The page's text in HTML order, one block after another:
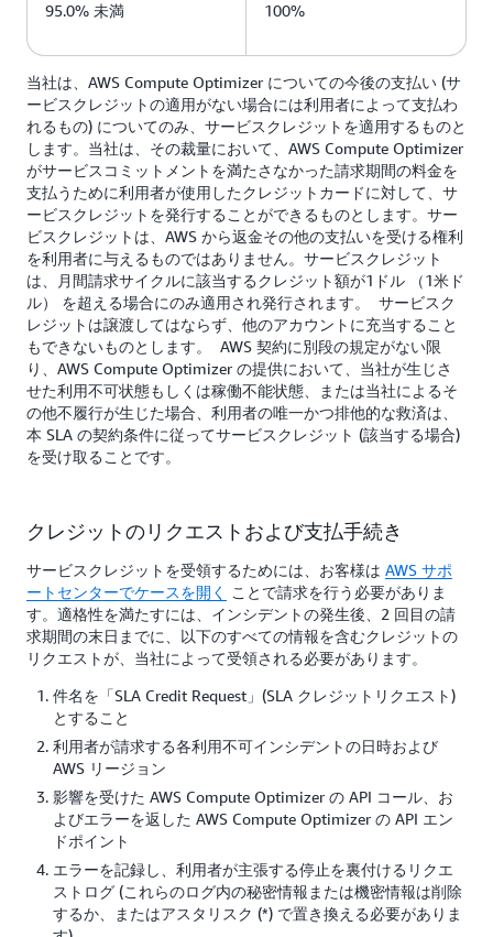
95.0% 未満 100%
当社は、AWS Compute Optimizer についての今後の支払い (サ
ービスクレジットの適用がない場合には利用者によって支払わ
れるもの) についてのみ、サービスクレジットを適用するものと
します。当社は、その裁量において、AWS Compute Optimizer
がサービスコミットメントを満たさなかった請求期間の料金を
支払うために利用者が使用したクレジットカードに対して、サ
ービスクレジットを発行することができるものとします。サー
ビスクレジットは、AWS から返金その他の支払いを受ける権利
を利用者に与えるものではありません。サービスクレジット
は、月間請求サイクルに該当するクレジット額が1ドル （1米ド
ル） を超える場合にのみ適用され発行されます。 サービスク
レジットは譲渡してはならず、他のアカウントに充当すること
もできないものとします。 AWS 契約に別段の規定がない限
り、AWS Compute Optimizer の提供において、当社が生じさ
せた利用不可状態もしくは稼働不能状態、または当社によるそ
の他不履行が生じた場合、利用者の唯一かつ排他的な救済は、
本 SLA の契約条件に従ってサービスクレジット (該当する場合)
を受け取ることです。
クレジットのリクエストおよび支払手続き
サービスクレジットを受領するためには、お客様は AWS サポ
ートセンターでケースを開く
ことで請求を行う必要がありま
す。適格性を満たすには、インシデントの発生後、2 回目の請
求期間の末日までに、以下のすべての情報を含むクレジットの
リクエストが、当社によって受領される必要があります。
件名を「SLA Credit Request」(SLA クレジットリクエスト)
とすること
利用者が請求する各利用不可インシデントの日時および
AWS リージョン
影響を受けた AWS Compute Optimizer の API コール、お
よびエラーを返した AWS Compute Optimizer の API エン
ドポイント
エラーを記録し、利用者が主張する停止を裏付けるリクエ
ストログ (これらのログ内の秘密情報または機密情報は削除
するか、またはアスタリスク (*) で置き換える必要がありま